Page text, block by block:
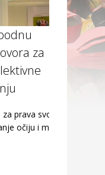
za
prava svojih
očiju i medijski